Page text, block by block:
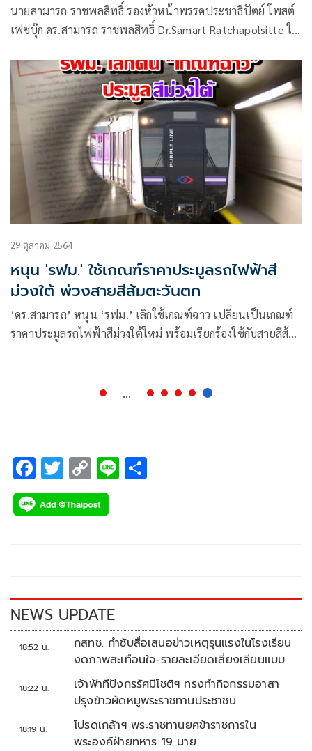
นายสามารถ ราชพลสิทธิ์ รองหัวหน้าพรรคประชาธิปัตย์ โพสต์
เฟซบุ๊ก ดร.สามารถ ราชพลสิทธิ์ Dr.Samart Ratchapolsitte ใน
29 ตุลาคม 2564
หนุน 'รฟม.' ใช้เกณฑ์ราคาประมูลรถไฟฟ้าสี
ม่วงใต้ พ่วงสายสีส้มตะวันตก
‘ดร.สามารถ’ หนุน ‘รฟม.’ เลิกใช้เกณฑ์ฉาว เปลี่ยนเป็นเกณฑ์
ราคาประมูลรถไฟฟ้าสีม่วงใต้ใหม่ พร้อมเรียกร้องใช้กับสายสีส้ม
...
F
ac
e
k
T
wi
tt
C
o
p
k
Li
NEWS UPDATE
18:52 น.
กสทช. กำชับสื่อเสนอข่าวเหตุรุนแรงในโรงเรียน
งดภาพสะเทือนใจ-รายละเอียดเสี่ยงเลียนแบบ
18:22 น.
เจ้าฟ้าทีปังกรรัศมีโชติฯ ทรงทำกิจกรรมอาสา
ปรุงข้าวผัดหมูพระราชทานประชาชน
18:19 น.
โปรดเกล้าฯ พระราชทานยศข้าราชการใน
พระองค์ฝ่ายทหาร 19 นาย